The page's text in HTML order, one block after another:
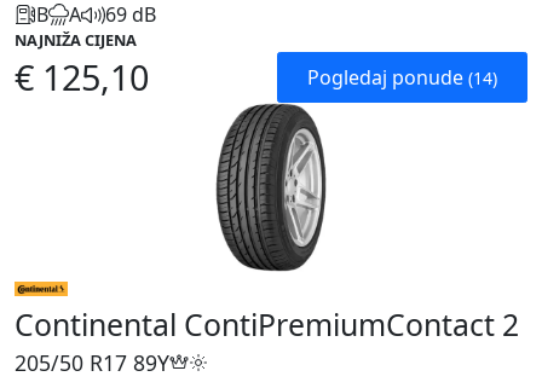
B A 69 dB
NAJNIŽA CIJENA
€ 125,10 Pogledaj ponude (14)
Continental ContiPremiumContact 2
205/50 R17 89Y